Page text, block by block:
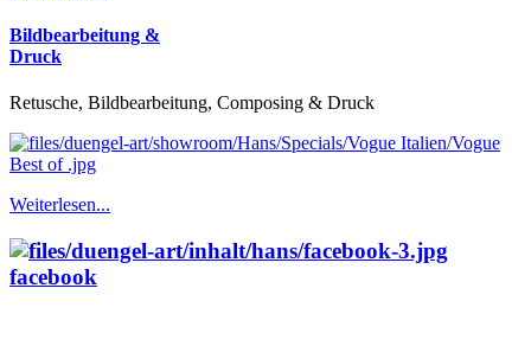
Bildbearbeitung &
Druck
Retusche, Bildbearbeitung, Composing & Druck
Weiterlesen...
facebook